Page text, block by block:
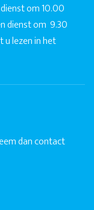
om 10.00
dienst om 9.30
u lezen in het
dan contact